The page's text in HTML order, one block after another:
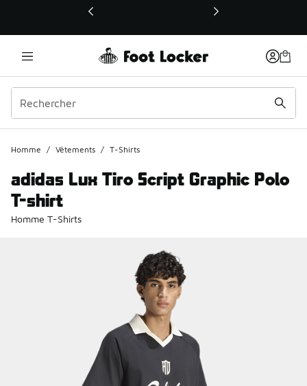
Ce lien ouvrira une nouvelle fenêtre
Homme / Vêtements / T-Shirts
adidas Lux Tiro Script Graphic Polo
T-shirt
Homme T-Shirts